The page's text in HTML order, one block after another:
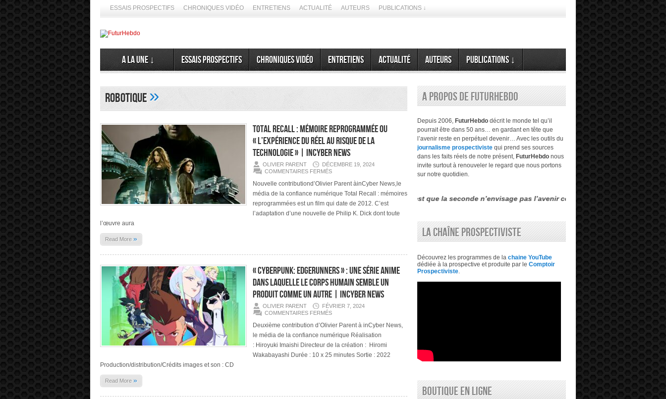
ESSAIS PROSPECTIFS CHRONIQUES VIDÉO ENTRETIENS ACTUALITÉ AUTEURS PUBLICATIONS ↓
A la Une ↓ Essais prospectifs Chroniques vidéo Entretiens Actualité Auteurs Publications ↓
Robotique»
Total Recall : Mémoire reprogrammée ou
« l’expérience du réel au risque de la
technologie » | inCyber News
OLIVIER PARENT
DÉCEMBRE 19, 2024
COMMENTAIRES FERMÉSSUR
RECALL :
REPROGRAMMÉE
OU
« L’EXPÉRIENCE
DU
|
Nouvelle contributiond’Olivier Parent àinCyber News,le
média de la confiance numérique Total Recall : mémoires
reprogrammées est un film qui date de 2012. C’est
l’adaptation d’une nouvelle de Philip K. Dick dont toute
l’œuvre aura
Read More »
« Cyberpunk: Edgerunners » : une série anime
dans laquelle le corps humain semble un
produit comme un autre | inCyber News
OLIVIER PARENT
FÉVRIER 7, 2024
COMMENTAIRES FERMÉSSUR
CYBERPUNK:
EDGERUNNERS
»
UNE
SÉRIE
SEMBLE
Deuxième contribution d’Olivier Parent à inCyber News,
le média de la confiance numérique Réalisation
: Hiroyuki Imaishi Directeur de la création : Hiromi
Wakabayashi Durée : 10 x 25 minutes Sortie : 2022
Production/distribution/Crédits images et son : CD
Read More »
A propos de FuturHebdo
Depuis 2006, FuturHebdo décrit le monde tel qu’il
pourrait être dans 50 ans… en gardant en tête que
l’avenir reste en perpétuel devenir… Avec les outils du
journalisme prospectiviste qui prend ses sources
dans les faits réels de notre présent, FuturHebdo nous
invite surtout à renouveler le regard que nous portons
sur notre quotidien.
ses émergences. Alors, ne nous en privons pas ➦ La différence entre le futurisme et la prospective est que la seconde n’envisage pas l’avenir comme étant évident, transparent…
LA CHAÎNE PROSPECTIVISTE
Découvrez les programmes de la chaine YouTube
dédiée à la prospective et produite par le Comptoir
Prospectiviste.
BOUTIQUE EN LIGNE